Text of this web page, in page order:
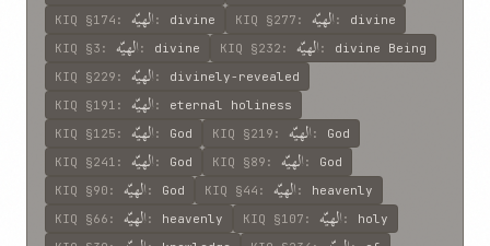
KIQ §174 : الهيّه : divine KIQ §277 : الهيّه : divine
KIQ §3 : الهيّه : divine KIQ §232 : الهيّه : divine Being
KIQ §229 : الهيّه : divinely-revealed
KIQ §191 : الهيّه : eternal holiness
KIQ §125 : الهيّه : God KIQ §219 : الهيّه : God
KIQ §241 : الهيّه : God KIQ §89 : الهيّه : God
KIQ §90 : الهيّه : God KIQ §44 : الهيّه : heavenly
KIQ §66 : الهيّه : heavenly KIQ §107 : الهيّه : holy